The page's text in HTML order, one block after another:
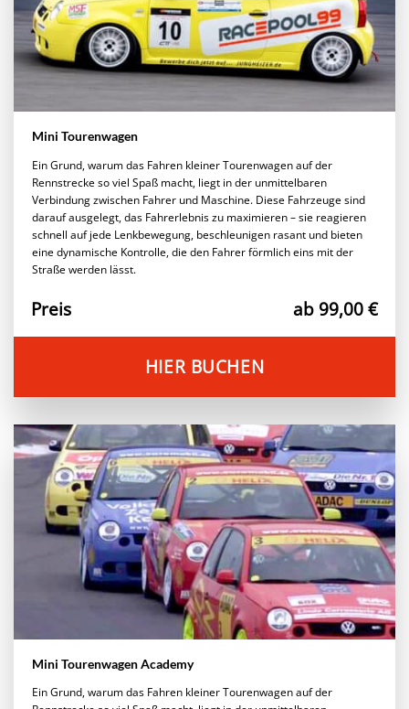
Mini Tourenwagen
Ein Grund, warum das Fahren kleiner Tourenwagen auf der
Rennstrecke so viel Spaß macht, liegt in der unmittelbaren
Verbindung zwischen Fahrer und Maschine. Diese Fahrzeuge sind
darauf ausgelegt, das Fahrerlebnis zu maximieren – sie reagieren
schnell auf jede Lenkbewegung, beschleunigen rasant und bieten
eine dynamische Kontrolle, die den Fahrer förmlich eins mit der
Straße werden lässt.
Preis ab 99,00 €
HIER BUCHEN
Mini Tourenwagen Academy
Ein Grund, warum das Fahren kleiner Tourenwagen auf der